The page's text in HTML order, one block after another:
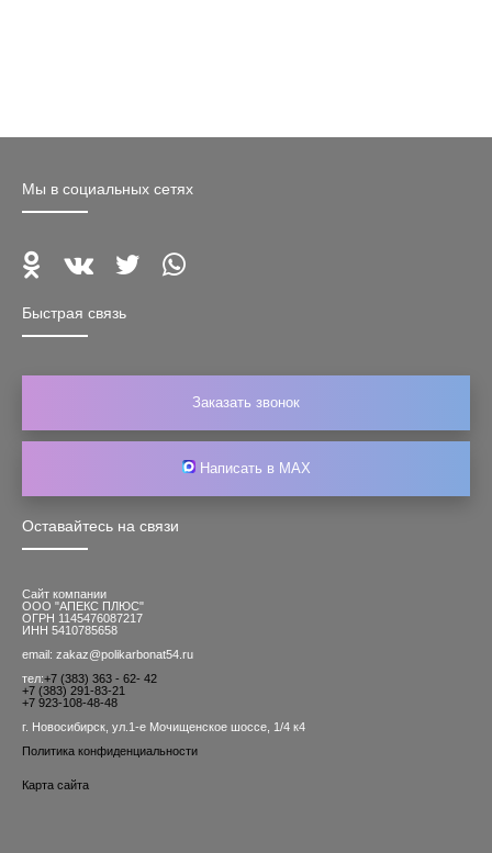
Оставайтесь на связи
Сайт компании
ООО "АПЕКС ПЛЮС"
ОГРН 1145476087217
ИНН 5410785658
email: zakaz@polikarbonat54.ru
тел:+7 (383) 363 - 62- 42
+7 (383) 291-83-21
+7 923-108-48-48
г. Новосибирск, ул.1-е Мочищенское шоссе, 1/4 к4
Политика конфиденциальности
Карта сайта
Мы в социальных сетях
Быстрая связь
Заказать звонок
Написать в MAX